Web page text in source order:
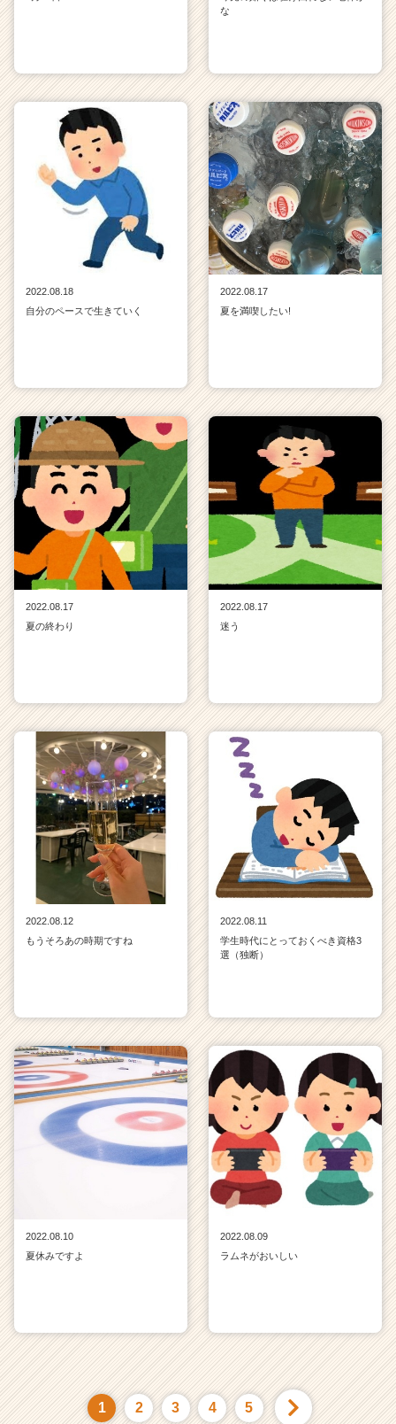
な
2022.08.18
自分のペースで生きていく
2022.08.17
夏を満喫したい!
2022.08.17
夏の終わり
2022.08.17
迷う
2022.08.12
もうそろあの時期ですね
2022.08.11
学生時代にとっておくべき資格3
選（独断）
2022.08.10
夏休みですよ
2022.08.09
ラムネがおいしい
1 2 3 4 5